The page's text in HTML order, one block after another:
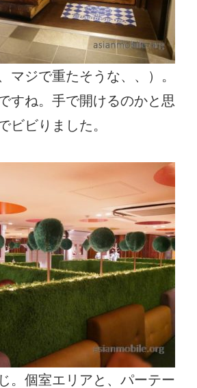
マジで重たそうな、、）。
すね。手で開けるのかと思
ビビりました。
。個室エリアと、パーテー